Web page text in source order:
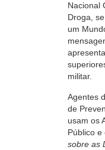
Nacional
Droga,
um
militar.
Agentes
de
usam os
Público e
sobre as